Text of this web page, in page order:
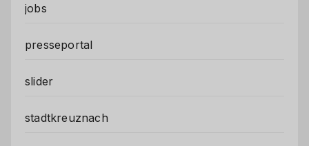
jobs
presseportal
slider
stadtkreuznach